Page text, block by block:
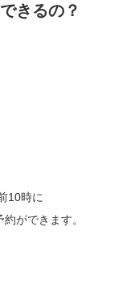
きるの？
10時に
約ができます。